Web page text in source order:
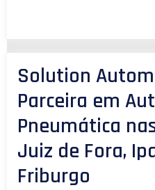
Solution
Parceira em
Pneumática
Juiz de Fora,
Friburgo